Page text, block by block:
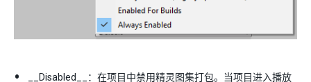
__Disabled__：在项目中禁用精灵图集打包。当项目进入播放